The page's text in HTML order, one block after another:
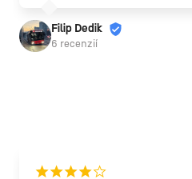
Filip Dedik
6 recenzií
¡¡¡¡¢